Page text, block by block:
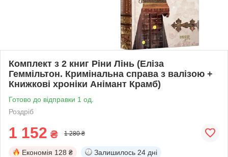
Комплект з 2 книг Ріни Лінь (Еліза
Геммільтон. Кримінальна справа з валізою +
Книжкові хроніки Анімант Крамб)
Готово до відправки 1 од.
Роздріб
1 152 ₴ 1 280 ₴
Економія 128 ₴ Залишилось 24 дні